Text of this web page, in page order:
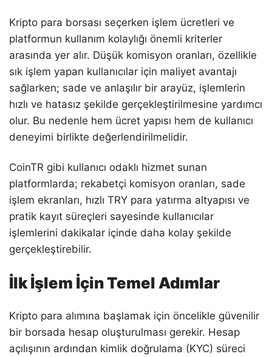
Kripto para borsası seçerken işlem ücretleri ve
platformun kullanım kolaylığı önemli kriterler
arasında yer alır. Düşük komisyon oranları, özellikle
sık işlem yapan kullanıcılar için maliyet avantajı
sağlarken; sade ve anlaşılır bir arayüz, işlemlerin
hızlı ve hatasız şekilde gerçekleştirilmesine yardımcı
olur. Bu nedenle hem ücret yapısı hem de kullanıcı
deneyimi birlikte değerlendirilmelidir.
CoinTR gibi kullanıcı odaklı hizmet sunan
platformlarda; rekabetçi komisyon oranları, sade
işlem ekranları, hızlı TRY para yatırma altyapısı ve
pratik kayıt süreçleri sayesinde kullanıcılar
işlemlerini dakikalar içinde daha kolay şekilde
gerçekleştirebilir.
İlk İşlem İçin Temel Adımlar
Kripto para alımına başlamak için öncelikle güvenilir
bir borsada hesap oluşturulması gerekir. Hesap
açılışının ardından kimlik doğrulama (KYC) süreci